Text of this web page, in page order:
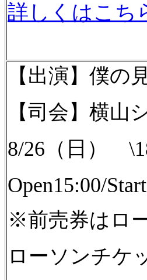
詳しくはこち
【出演】僕の
【司会】横山
8/26（日）
Open15:00/
※前売券はロ
ローソンチケ